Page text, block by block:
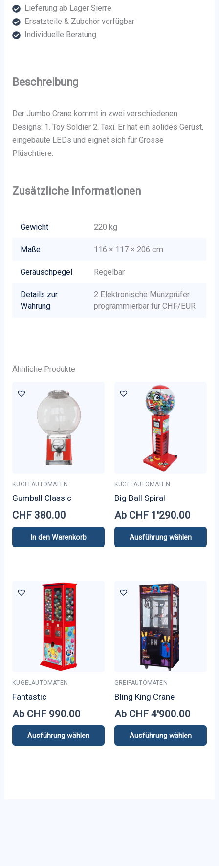
Lieferung ab Lager Sierre
Ersatzteile & Zubehör verfügbar
Individuelle Beratung
Beschreibung
Der Jumbo Crane kommt in zwei verschiedenen
Designs: 1. Toy Soldier 2. Taxi. Er hat ein solides Gerüst,
eingebaute LEDs und eignet sich für Grosse
Plüschtiere.
Zusätzliche Informationen
Gewicht 220 kg
Maße 116 × 117 × 206 cm
Geräuschpegel Regelbar
Details zur
Währung
2 Elektronische Münzprüfer
programmierbar für CHF/EUR
Ähnliche Produkte
KUGELAUTOMATEN
Gumball Classic
CHF 380.00
In den Warenkorb
KUGELAUTOMATEN
Big Ball Spiral
Ab CHF 1'290.00
Ausführung wählen
mehrere
Varianten
Optionen
Produktseite
gewählt
werden
KUGELAUTOMATEN
Fantastic
Ab CHF 990.00
Ausführung wählen
GREIFAUTOMATEN
Bling King Crane
Ab CHF 4'900.00
Ausführung wählen